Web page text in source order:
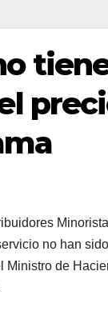
no han
de